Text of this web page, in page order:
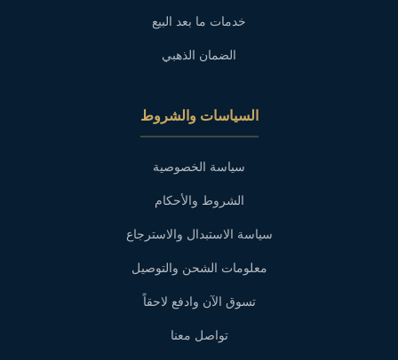
خدمات ما بعد البيع
الضمان الذهبي
السياسات والشروط
سياسة الخصوصية
الشروط والأحكام
سياسة الاستبدال والاسترجاع
معلومات الشحن والتوصيل
تسوق الآن وادفع لاحقاً
تواصل معنا